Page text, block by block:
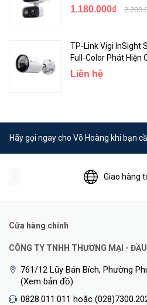
1.180.000₫
TP-Link Vigi InSight
Full-Color Phát Hiện
Liên hệ
Hãy gọi ngay cho Võ Hoàng khi bạn
Giao hàng
Cửa hàng chính
CÔNG TY TNHH THƯƠNG MẠI -
761/12 Lũy Bán Bích, Phường
(Xem bản đồ)
0828.011.011 hoặc